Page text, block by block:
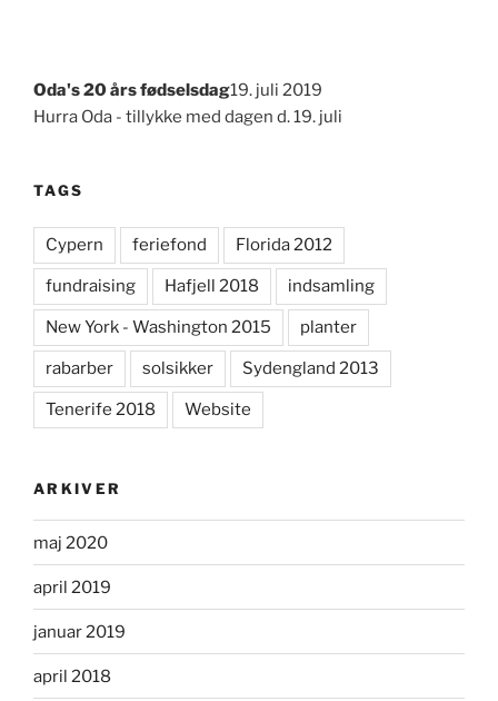
Oda's 20 års fødselsdag19. juli 2019
Hurra Oda - tillykke med dagen d. 19. juli
TAGS
Cypern feriefond Florida 2012
fundraising Hafjell 2018 indsamling
New York - Washington 2015 planter
rabarber solsikker Sydengland 2013
Tenerife 2018 Website
ARKIVER
maj 2020
april 2019
januar 2019
april 2018